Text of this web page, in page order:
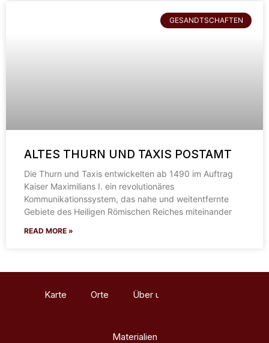
GESANDTSCHAFTEN
ALTES THURN UND TAXIS POSTAMT
Die Thurn und Taxis entwickelten ab 1490 im Auftrag
Kaiser Maximilians I. ein revolutionäres
Kommunikationssystem, das nahe und weitentfernte
Gebiete des Heiligen Römischen Reiches miteinander
READ MORE »
Karte Orte Über uns
Materialien